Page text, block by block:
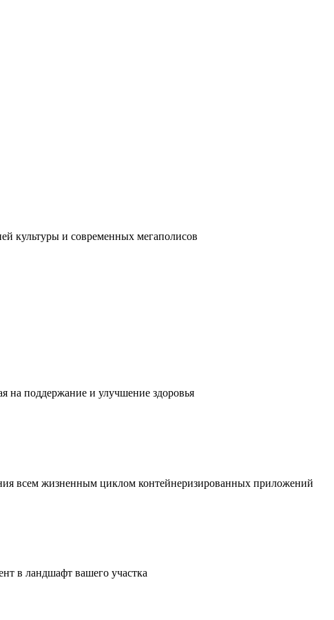
культуры и современных мегаполисов
на поддержание и улучшение здоровья
всем жизненным циклом контейнеризированных приложений
в ландшафт вашего участка